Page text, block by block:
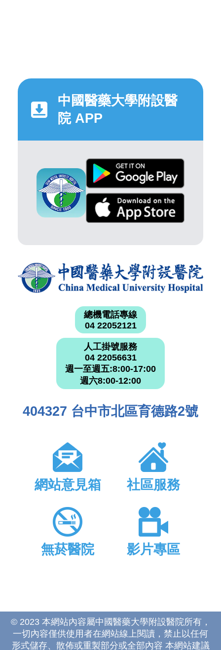
中國醫藥大學附設醫
院 APP
總機電話專線
04 22052121
人工掛號服務
04 22056631
週一至週五:8:00-17:00
週六8:00-12:00
404327 台中市北區育德路2號
網站意見箱 社區服務
無菸醫院 影片專區
© 2023 本網站內容屬中國醫藥大學附設醫院所有，
一切內容僅供使用者在網站線上閱讀，禁止以任何
形式儲存、散佈或重製部分或全部內容 本網站建議